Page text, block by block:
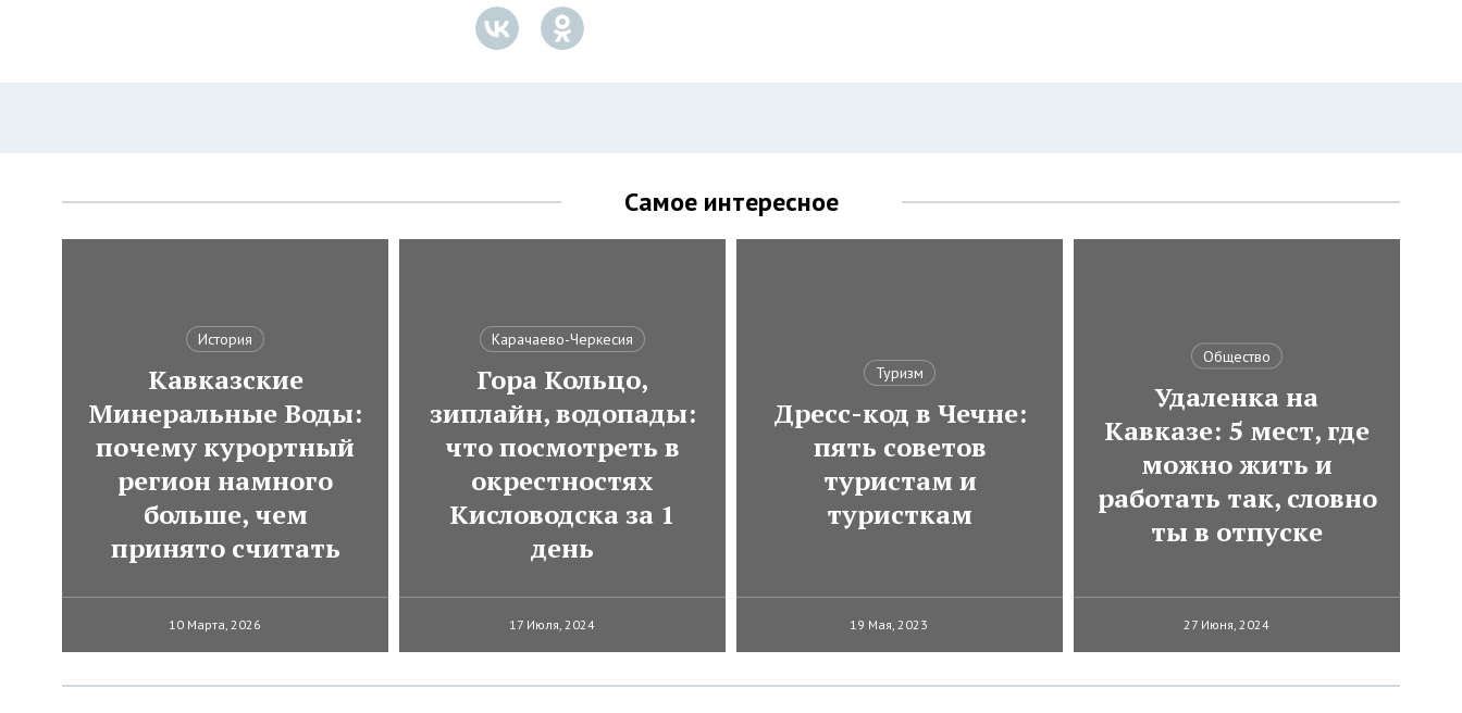
Самое интересное
История
Кавказские
Минеральные Воды:
почему курортный
регион намного
больше, чем
принято считать
10 Марта, 2026
Карачаево-Черкесия
Гора Кольцо,
зиплайн, водопады:
что посмотреть в
окрестностях
Кисловодска за 1
день
17 Июля, 2024
Туризм
Дресс-код в Чечне:
пять советов
туристам и
туристкам
19 Мая, 2023
Общество
Удаленка на
Кавказе: 5 мест, где
можно жить и
работать так, словно
ты в отпуске
27 Июня, 2024